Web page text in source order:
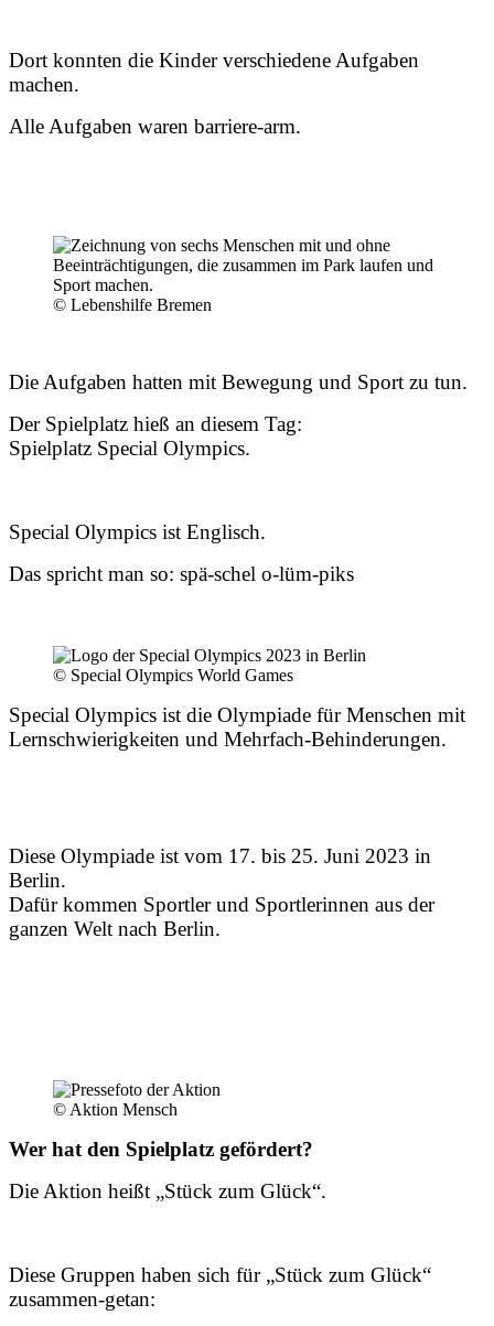
Dort konnten die Kinder verschiedene Aufgaben
machen.
Alle Aufgaben waren barriere-arm.
© Lebenshilfe Bremen
Die Aufgaben hatten mit Bewegung und Sport zu tun.
Der Spielplatz hieß an diesem Tag:
Spielplatz Special Olympics.
Special Olympics ist Englisch.
Das spricht man so: spä-schel o-lüm-piks
© Special Olympics World Games
Special Olympics ist die Olympiade für Menschen mit
Lernschwierigkeiten und Mehrfach-Behinderungen.
Diese Olympiade ist vom 17. bis 25. Juni 2023 in
Berlin.
Dafür kommen Sportler und Sportlerinnen aus der
ganzen Welt nach Berlin.
© Aktion Mensch
Wer hat den Spielplatz gefördert?
Die Aktion heißt „Stück zum Glück“.
Diese Gruppen haben sich für „Stück zum Glück“
zusammen-getan: